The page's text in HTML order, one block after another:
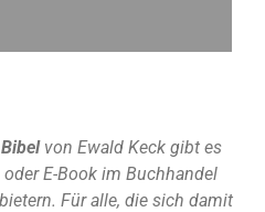
von Ewald Keck gibt es
E-Book im Buchhandel
Für alle, die sich damit